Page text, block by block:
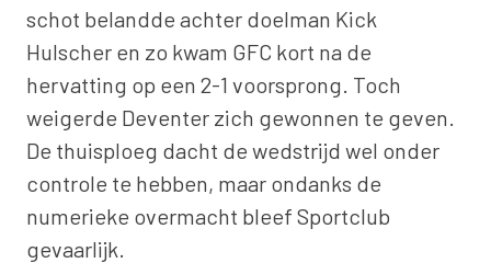
schot belandde achter doelman Kick
Hulscher en zo kwam GFC kort na de
hervatting op een 2-1 voorsprong. Toch
weigerde Deventer zich gewonnen te geven.
De thuisploeg dacht de wedstrijd wel onder
controle te hebben, maar ondanks de
numerieke overmacht bleef Sportclub
gevaarlijk.